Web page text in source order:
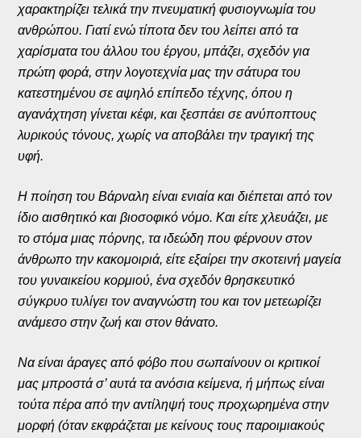
χαρακτηρίζει τελικά την πνευματική φυσιογνωμία του
ανθρώπου. Γιατί ενώ τίποτα δεν του λείπει από τα
χαρίσματα του άλλου του έργου, μπάζει, σχεδόν για
πρώτη φορά, στην λογοτεχνία μας την σάτυρα του
κατεστημένου σε αψηλό επίπεδο τέχνης, όπου η
αγανάχτηση γίνεται κέφι, και ξεσπάει σε ανύποπτους
λυρικούς τόνους, χωρίς να αποβάλει την τραγική της
υφή.
Η ποίηση του Βάρναλη είναι ενιαία και διέπεται από τον
ίδιο αισθητικό και βιοσοφικό νόμο. Και είτε χλευάζει, με
το στόμα μιας πόρνης, τα ιδεώδη που φέρνουν στον
άνθρωπο την κακομοιριά, είτε εξαίρει την σκοτεινή μαγεία
του γυναικείου κορμιού, ένα σχεδόν θρησκευτικό
σύγκρυο τυλίγει τον αναγνώστη του και τον μετεωρίζει
ανάμεσο στην ζωή και στον θάνατο.
Να είναι άραγες από φόβο που σωπαίνουν οι κριτικοί
μας μπροστά σ’ αυτά τα ανόσια κείμενα, ή μήπως είναι
τούτα πέρα από την αντίληψή τους προχωρημένα στην
μορφή (όταν εκφράζεται με κείνους τους παροιμιακούς